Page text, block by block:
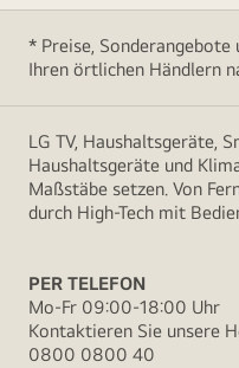
* Preise, Sonderangebote
Ihren örtlichen Händlern
LG TV, Haushaltsgeräte,
Haushaltsgeräte und
Maßstäbe setzen. Von
durch High-Tech mit
PER TELEFON
Mo-Fr 09:00-18:00 Uhr
Kontaktieren Sie unsere
0800 0800 40